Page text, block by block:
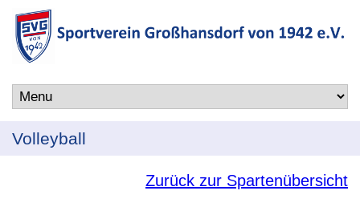
Volleyball
Zurück zur Spartenübersicht